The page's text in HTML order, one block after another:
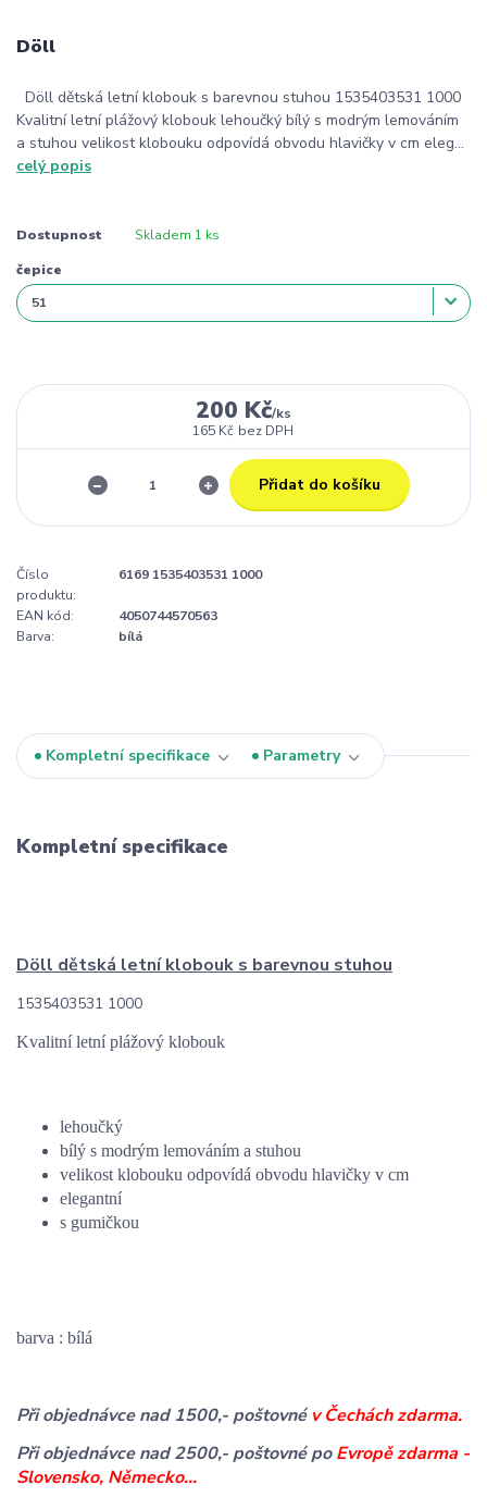
Döll
Döll dětská letní klobouk s barevnou stuhou 1535403531 1000
Kvalitní letní plážový klobouk lehoučký bílý s modrým lemováním
a stuhou velikost klobouku odpovídá obvodu hlavičky v cm eleg...
celý popis
Dostupnost Skladem 1 ks
čepice
200 Kč/ks
165 Kč bez DPH
Přidat do košíku
Číslo
produktu:
6169 1535403531 1000
EAN kód:
4050744570563
Barva:
bílá
Kompletní specifikace Parametry
Kompletní specifikace
Döll dětská letní klobouk s barevnou stuhou
1535403531 1000
Kvalitní letní plážový klobouk
lehoučký
bílý s modrým lemováním a stuhou
velikost klobouku odpovídá obvodu hlavičky v cm
elegantní
s gumičkou
barva : bílá
Při objednávce nad 1500,- poštovné v Čechách zdarma.
Při objednávce nad 2500,- poštovné poEvropě zdarma -
Slovensko, Německo...